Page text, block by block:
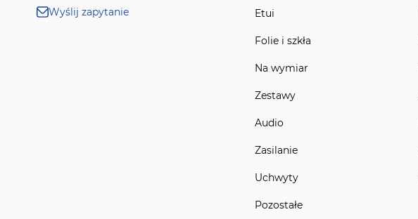
Wyślij zapytanie Etui
Folie i szkła
Na wymiar
Zestawy
Audio
Zasilanie
Uchwyty
Pozostałe